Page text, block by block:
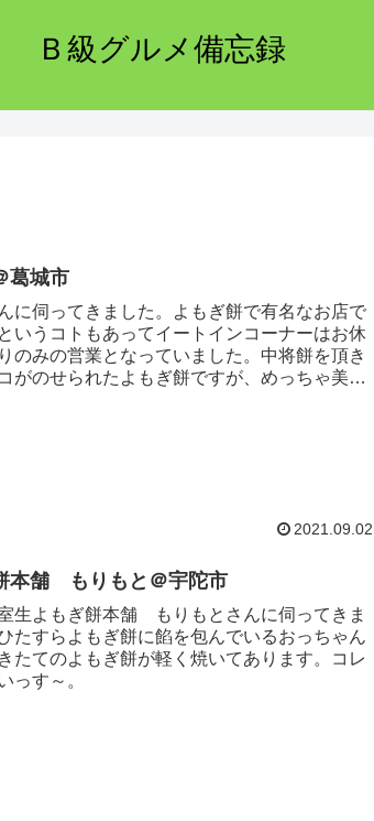
Ｂ級グルメ備忘録
葛城市
に伺ってきました。よもぎ餅で有名なお店で
いうコトもあってイートインコーナーはお休
のみの営業となっていました。中将餅を頂き
がのせられたよもぎ餅ですが、めっちゃ美味
2021.09.02
本舗 もりもと＠宇陀市
生よもぎ餅本舗 もりもとさんに伺ってきま
たすらよもぎ餅に餡を包んでいるおっちゃん
たてのよもぎ餅が軽く焼いてあります。コレ
っす～。